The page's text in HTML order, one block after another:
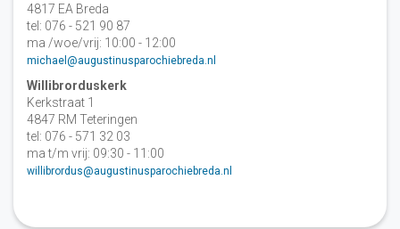
4817 EA Breda
tel: 076 - 521 90 87
ma /woe/vrij: 10:00 - 12:00
michael@augustinusparochiebreda.nl
Willibrorduskerk
Kerkstraat 1
4847 RM Teteringen
tel: 076 - 571 32 03
ma t/m vrij: 09:30 - 11:00
willibrordus@augustinusparochiebreda.nl